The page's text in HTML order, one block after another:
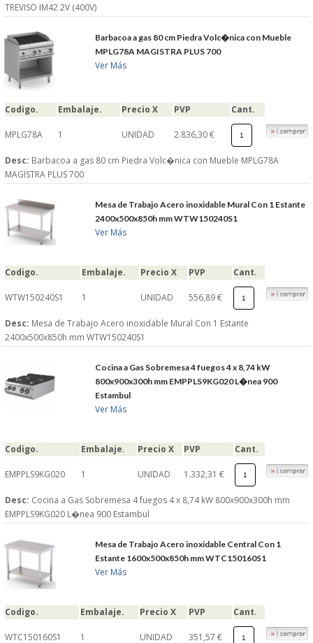
TREVISO IM42 2V (400V)
Barbacoa a gas 80 cm Piedra Volc�nica con Mueble
MPLG78A MAGISTRA PLUS 700
Ver Más
Codigo. Embalaje. Precio X PVP Cant.
MPLG78A 1 UNIDAD 2.836,30 €
Desc: Barbacoa a gas 80 cm Piedra Volc�nica con Mueble MPLG78A
MAGISTRA PLUS 700
Mesa de Trabajo Acero inoxidable Mural Con 1 Estante
2400x500x850h mm WTW150240S1
Ver Más
Codigo. Embalaje. Precio X PVP Cant.
WTW150240S1 1 UNIDAD 556,89 €
Desc: Mesa de Trabajo Acero inoxidable Mural Con 1 Estante
2400x500x850h mm WTW150240S1
Cocina a Gas Sobremesa 4 fuegos 4 x 8,74 kW
800x900x300h mm EMPPLS9KG020 L�nea 900
Estambul
Ver Más
Codigo. Embalaje. Precio X PVP Cant.
EMPPLS9KG020 1 UNIDAD 1.332,31 €
Desc: Cocina a Gas Sobremesa 4 fuegos 4 x 8,74 kW 800x900x300h mm
EMPPLS9KG020 L�nea 900 Estambul
Mesa de Trabajo Acero inoxidable Central Con 1
Estante 1600x500x850h mm WTC150160S1
Ver Más
Codigo. Embalaje. Precio X PVP Cant.
WTC150160S1 1 UNIDAD 351,57 €